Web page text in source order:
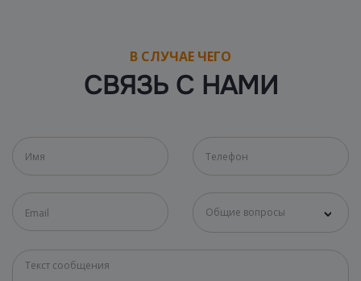
В СЛУЧАЕ ЧЕГО
СВЯЗЬ С НАМИ
Общие вопросы